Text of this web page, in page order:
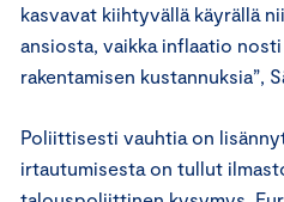
kasvavat kiihtyvällä käyrällä
ansiosta, vaikka inflaatio
rakentamisen kustannuksia”,
Poliittisesti vauhtia on
irtautumisesta on tullut